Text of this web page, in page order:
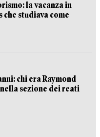
la vacanza in
che studiava come
chi era Raymond
sezione dei reati